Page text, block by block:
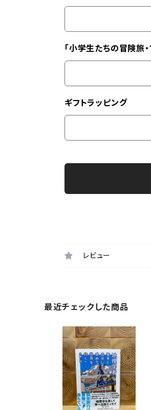
「小学生たちの冒険旅
ギフトラッピング
レビュー
最近チェックした商品